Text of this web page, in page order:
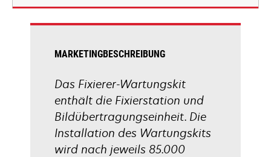
MARKETINGBESCHREIBUNG
Das Fixierer-Wartungskit
enthält die Fixierstation und
Bildübertragungseinheit. Die
Installation des Wartungskits
wird nach jeweils 85.000